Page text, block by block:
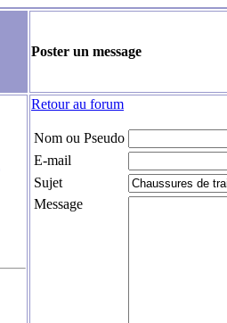
Poster un message
Retour au forum
Nom ou Pseudo
E-mail
Sujet
Message